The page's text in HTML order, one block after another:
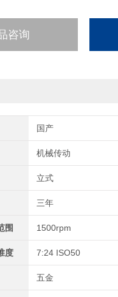
咨询
国产
机械传动
立式
三年
围 1500rpm
度 7:24 ISO50
五金